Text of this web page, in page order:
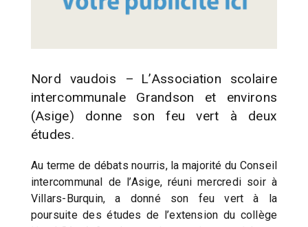
Nord vaudois – L’Association scolaire
intercommunale Grandson et environs
(Asige) donne son feu vert à deux
études.
Au terme de débats nourris, la majorité du Conseil
intercommunal de l’Asige, réuni mercredi soir à
Villars-Burquin, a donné son feu vert à la
poursuite des études de l’extension du collège